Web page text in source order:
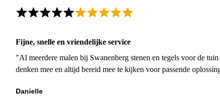
Fijne, snelle en vriendelijke service
"Al meerdere malen bij Swanenberg stenen en tegels voor de
denken mee en altijd bereid mee te kijken voor passende
Danielle